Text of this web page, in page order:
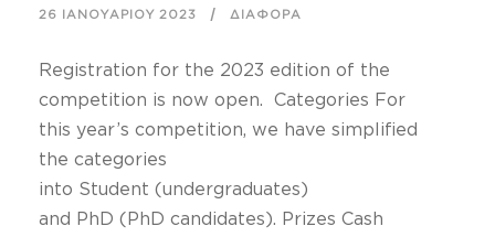
26 ΙΑΝΟΥΑΡΊΟΥ 2023 ΔΙΆΦΟΡΑ
Registration for the 2023 edition of the
competition is now open. Categories For
this year’s competition, we have simplified
the categories
into Student (undergraduates)
and PhD (PhD candidates). Prizes Cash